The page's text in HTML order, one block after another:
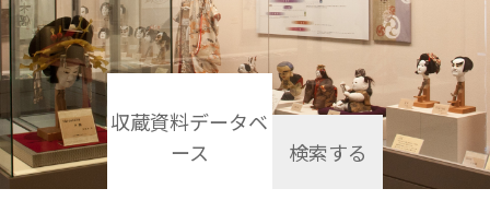
収蔵資料データベ
ース
検索する